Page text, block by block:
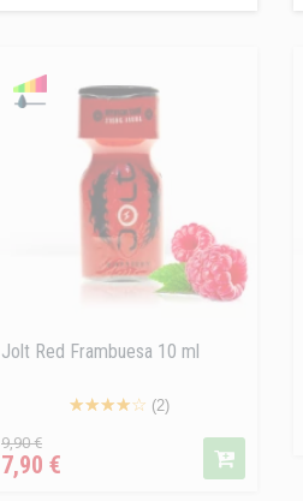
Jolt Red Frambuesa 10 ml
(2)
Precio
regular
9,90 €Precio
7,90 €